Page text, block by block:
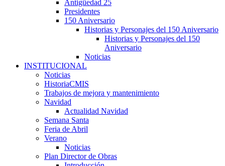
Antigüedad 25
Presidentes
150 Aniversario
Historias y Personajes del 150 Aniversario
Historias y Personajes del 150
Aniversario
Noticias
INSTITUCIONAL
Noticias
HistoriaCMIS
Trabajos de mejora y mantenimiento
Navidad
Actualidad Navidad
Semana Santa
Feria de Abril
Verano
Noticias
Plan Director de Obras